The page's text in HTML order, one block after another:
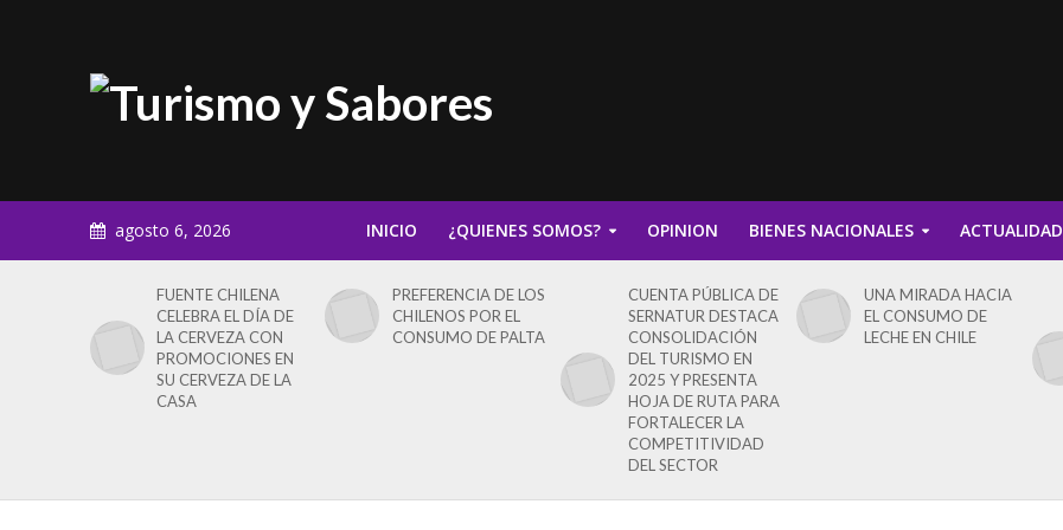
agosto 6, 2026 INICIO ¿QUIENES SOMOS? OPINION BIENES NACIONALES ACTUALIDAD
FUENTE CHILENA
CELEBRA EL DÍA DE
LA CERVEZA CON
PROMOCIONES EN
SU CERVEZA DE LA
CASA
PREFERENCIA DE LOS
CHILENOS POR EL
CONSUMO DE PALTA
CUENTA PÚBLICA DE
SERNATUR DESTACA
CONSOLIDACIÓN
DEL TURISMO EN
2025 Y PRESENTA
HOJA DE RUTA PARA
FORTALECER LA
COMPETITIVIDAD
DEL SECTOR
UNA MIRADA HACIA
EL CONSUMO DE
LECHE EN CHILE